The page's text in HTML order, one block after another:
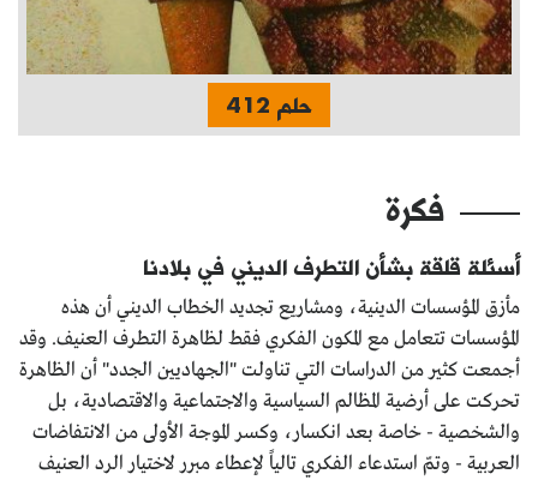
حلم 412
فكرة
أسئلة قلقة بشأن التطرف الديني في بلادنا
مأزق المؤسسات الدينية، ومشاريع تجديد الخطاب الديني أن هذه
المؤسسات تتعامل مع المكون الفكري فقط لظاهرة التطرف العنيف. وقد
أجمعت كثير من الدراسات التي تناولت "الجهاديين الجدد" أن الظاهرة
تحركت على أرضية المظالم السياسية والاجتماعية والاقتصادية، بل
والشخصية - خاصة بعد انكسار، وكسر الموجة الأولى من الانتفاضات
العربية - وتمّ استدعاء الفكري تالياً لإعطاء مبرر لاختيار الرد العنيف